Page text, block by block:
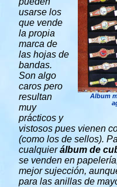
Album
usarse los
que vende
la propia
marca de
las hojas de
bandas.
Son algo
caros pero
resultan
muy
prácticos y
vistosos pues vienen
(como los de sellos).
cualquierálbum de
se venden en
mejor sujección,
para las anillas de